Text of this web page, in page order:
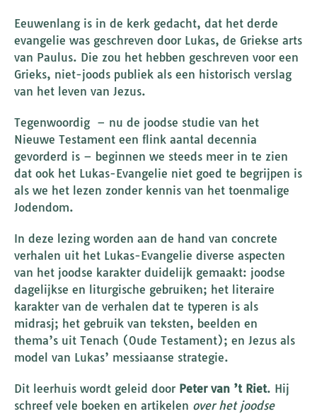
Eeuwenlang is in de kerk gedacht, dat het derde
evangelie was geschreven door Lukas, de Griekse arts
van Paulus. Die zou het hebben geschreven voor een
Grieks, niet-joods publiek als een historisch verslag
van het leven van Jezus.
Tegenwoordig – nu de joodse studie van het
Nieuwe Testament een flink aantal decennia
gevorderd is – beginnen we steeds meer in te zien
dat ook het Lukas-Evangelie niet goed te begrijpen is
als we het lezen zonder kennis van het toenmalige
Jodendom.
In deze lezing worden aan de hand van concrete
verhalen uit het Lukas-Evangelie diverse aspecten
van het joodse karakter duidelijk gemaakt: joodse
dagelijkse en liturgische gebruiken; het literaire
karakter van de verhalen dat te typeren is als
midrasj; het gebruik van teksten, beelden en
thema’s uit Tenach (Oude Testament); en Jezus als
model van Lukas’ messiaanse strategie.
Dit leerhuis wordt geleid door Peter van ’t Riet. Hij
schreef vele boeken en artikelen over het joodse